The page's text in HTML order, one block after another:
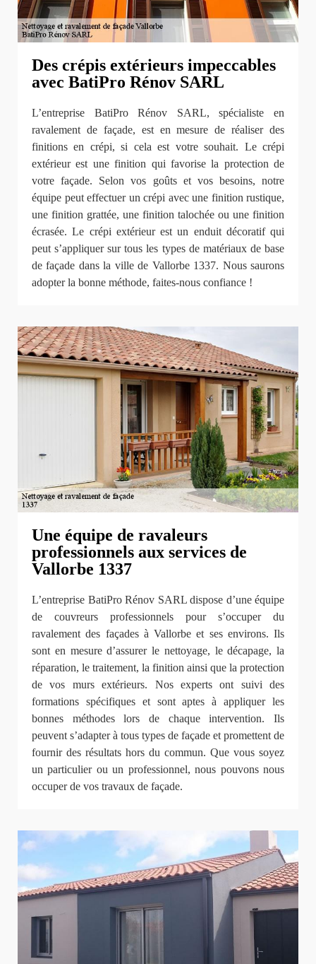
Des crépis extérieurs impeccables
avec BatiPro Rénov SARL
L’entreprise BatiPro Rénov SARL, spécialiste en
ravalement de façade, est en mesure de réaliser des
finitions en crépi, si cela est votre souhait. Le crépi
extérieur est une finition qui favorise la protection de
votre façade. Selon vos goûts et vos besoins, notre
équipe peut effectuer un crépi avec une finition rustique,
une finition grattée, une finition talochée ou une finition
écrasée. Le crépi extérieur est un enduit décoratif qui
peut s’appliquer sur tous les types de matériaux de base
de façade dans la ville de Vallorbe 1337. Nous saurons
adopter la bonne méthode, faites-nous confiance !
Une équipe de ravaleurs
professionnels aux services de
Vallorbe 1337
L’entreprise BatiPro Rénov SARL dispose d’une équipe
de couvreurs professionnels pour s’occuper du
ravalement des façades à Vallorbe et ses environs. Ils
sont en mesure d’assurer le nettoyage, le décapage, la
réparation, le traitement, la finition ainsi que la protection
de vos murs extérieurs. Nos experts ont suivi des
formations spécifiques et sont aptes à appliquer les
bonnes méthodes lors de chaque intervention. Ils
peuvent s’adapter à tous types de façade et promettent de
fournir des résultats hors du commun. Que vous soyez
un particulier ou un professionnel, nous pouvons nous
occuper de vos travaux de façade.